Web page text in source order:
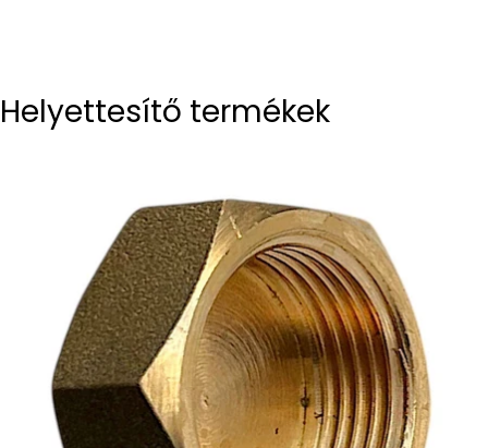
Helyettesítő termékek